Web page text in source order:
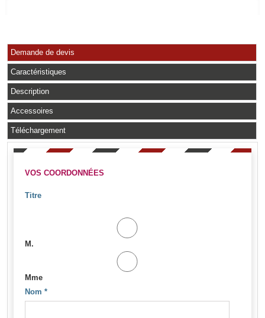
Demande de devis
Caractéristiques
Description
Accessoires
Téléchargement
VOS COORDONNÉES
Titre
M.
Mme
Nom *